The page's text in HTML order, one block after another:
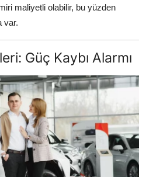
maliyetli olabilir, bu yüzden
var.
Güç Kaybı Alarmı